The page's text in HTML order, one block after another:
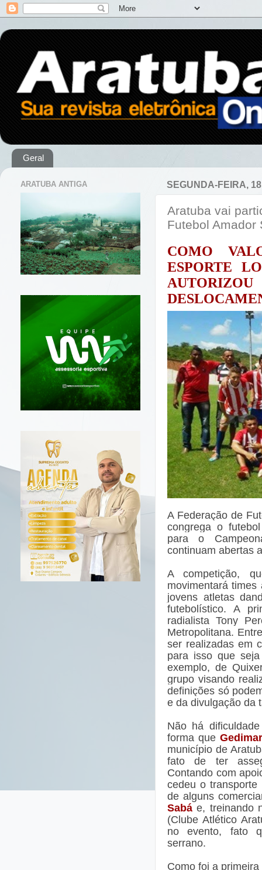
Geral
SEGUNDA-FEIRA,
Aratuba vai
Futebol Amador
COMO
ESPORTE
A Federação de
congrega o
para o
continuam abertas
A competição,
movimentará
jovens atletas
futebolístico. A
radialista Tony
Metropolitana.
ser realizadas em
para isso que
exemplo, de
grupo visando
definições só
e da divulgação da
Não há
forma que
município de
fato de ter
Contando com
cedeu o
de alguns
Sabá e, treinando
(Clube Atlético
no evento, fato
serrano.
Como foi a
ARATUBA ANTIGA